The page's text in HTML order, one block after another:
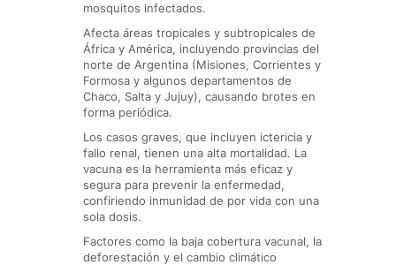
mosquitos infectados.
Afecta áreas tropicales y subtropicales de
África y América, incluyendo provincias del
norte de Argentina (Misiones, Corrientes y
Formosa y algunos departamentos de
Chaco, Salta y Jujuy), causando brotes en
forma periódica.
Los casos graves, que incluyen ictericia y
fallo renal, tienen una alta mortalidad. La
vacuna es la herramienta más eficaz y
segura para prevenir la enfermedad,
confiriendo inmunidad de por vida con una
sola dosis.
Factores como la baja cobertura vacunal, la
deforestación y el cambio climático